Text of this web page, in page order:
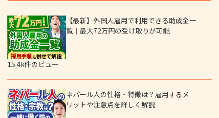
【最新】外国人雇用で利用できる助成金一
覧｜最大72万円の受け取りが可能
15.4k件のビュー
ネパール人の性格・特徴は？雇用するメ
リットや注意点を詳しく解説